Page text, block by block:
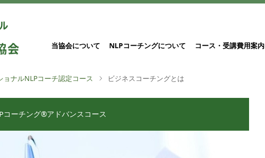
当協会について NLPコーチングについて コース・受講費用案内
ョナルNLPコーチ認定コース ビジネスコーチングとは
コーチング®︎アドバンスコース